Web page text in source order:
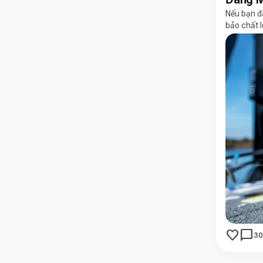
Nếu bạn
bảo chất
favoritechat_bubble 30